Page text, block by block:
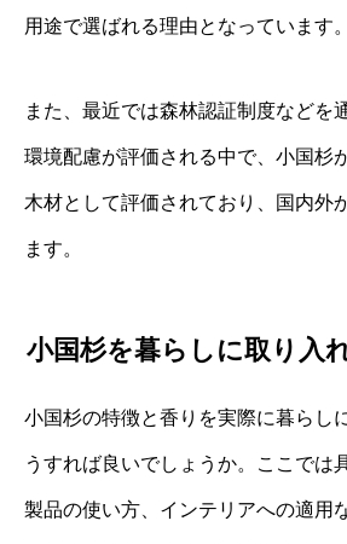
用途で選ばれる理由となっています。
また、最近では森林認証制度などを
環境配慮が評価される中で、小国杉
木材として評価されており、国内外
ます。
小国杉を暮らしに取り入
小国杉の特徴と香りを実際に暮らし
うすれば良いでしょうか。ここでは
製品の使い方、インテリアへの適用